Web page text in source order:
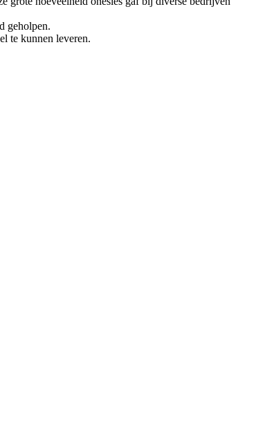
geholpen.
te kunnen leveren.